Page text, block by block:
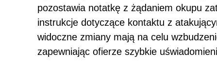
pozostawia notatkę z żądaniem okupu
instrukcje dotyczące kontaktu z
widoczne zmiany mają na celu
zapewniając ofierze szybkie